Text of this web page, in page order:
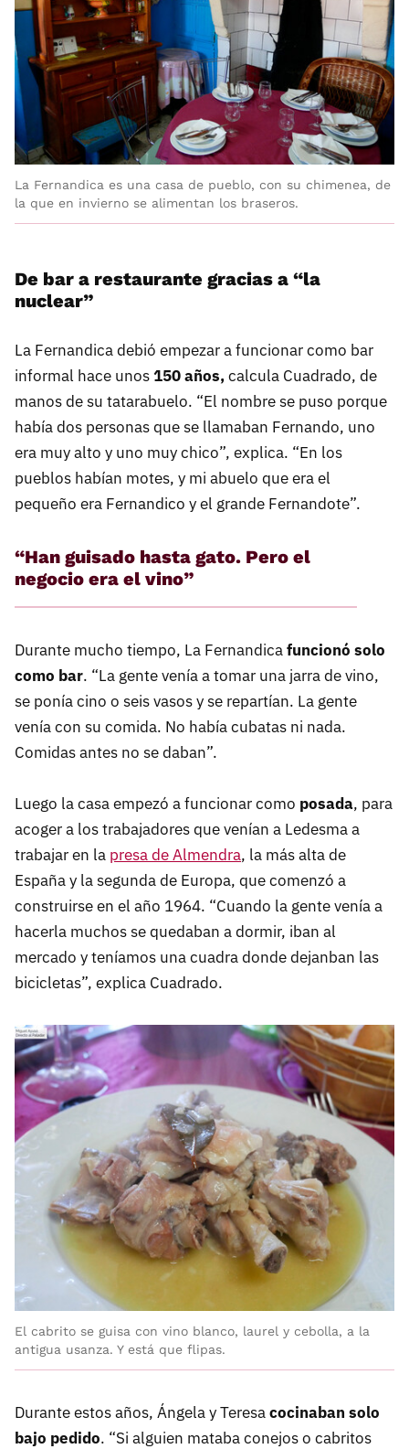
La Fernandica es una casa de pueblo, con su chimenea, de
la que en invierno se alimentan los braseros.
De bar a restaurante gracias a “la
nuclear”
La Fernandica debió empezar a funcionar como bar
informal hace unos150 años,calcula Cuadrado, de
manos de su tatarabuelo. “El nombre se puso porque
había dos personas que se llamaban Fernando, uno
era muy alto y uno muy chico”, explica. “En los
pueblos habían motes, y mi abuelo que era el
pequeño era Fernandico y el grande Fernandote”.
“Han guisado hasta gato. Pero el
negocio era el vino”
Durante mucho tiempo, La Fernandicafuncionó solo
como bar. “La gente venía a tomar una jarra de vino,
se ponía cino o seis vasos y se repartían. La gente
venía con su comida. No había cubatas ni nada.
Comidas antes no se daban”.
Luego la casa empezó a funcionar como posada, para
acoger a los trabajadores que venían a Ledesma a
trabajar en la presa de Almendra, la más alta de
España y la segunda de Europa, que comenzó a
construirse en el año 1964. “Cuando la gente venía a
hacerla muchos se quedaban a dormir, iban al
mercado y teníamos una cuadra donde dejanban las
bicicletas”, explica Cuadrado.
El cabrito se guisa con vino blanco, laurel y cebolla, a la
antigua usanza. Y está que flipas.
Durante estos años, Ángela y Teresacocinaban solo
bajo pedido. “Si alguien mataba conejos o cabritos